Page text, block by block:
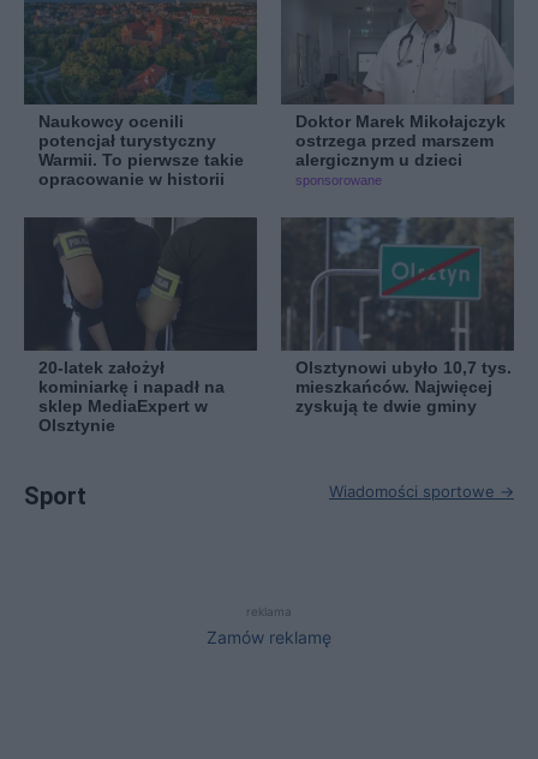
Naukowcy ocenili
potencjał turystyczny
Warmii. To pierwsze takie
opracowanie w historii
Doktor Marek Mikołajczyk
ostrzega przed marszem
alergicznym u dzieci
sponsorowane
20-latek założył
kominiarkę i napadł na
sklep MediaExpert w
Olsztynie
Olsztynowi ubyło 10,7 tys.
mieszkańców. Najwięcej
zyskują te dwie gminy
Sport Wiadomości sportowe →
reklama
Zamów reklamę